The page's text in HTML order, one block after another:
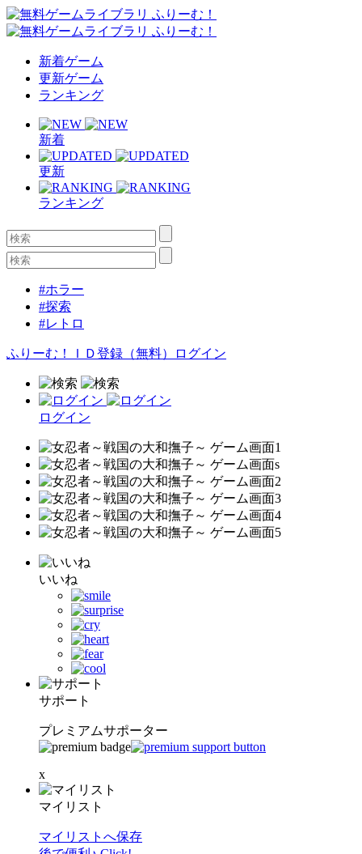
新着ゲーム
更新ゲーム
ランキング
新着
更新
ランキング
#ホラー
#探索
#レトロ
ふりーむ！ＩＤ登録（無料） ログイン
ログイン
いいね
サポート
プレミアムサポーター
x
マイリスト
マイリストへ保存